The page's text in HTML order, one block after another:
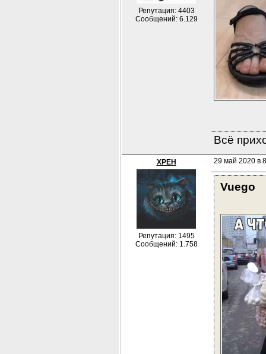
Репутация: 4403
Сообщений: 6.129
Всё
XPEH
Репутация: 1495
Сообщений: 1.758
29 май 2020 в
Vuego